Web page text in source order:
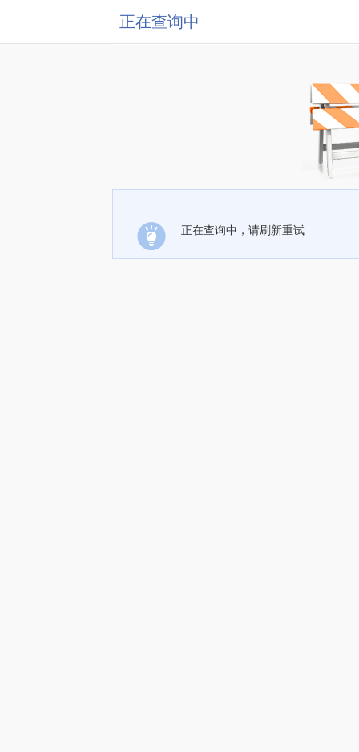
正在查询中
正在查询中，请刷新重试